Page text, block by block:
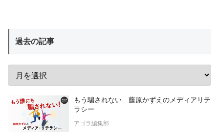
過去の記事
もう騙されない 藤原かずえのメディアリテ
ラシー
アゴラ編集部